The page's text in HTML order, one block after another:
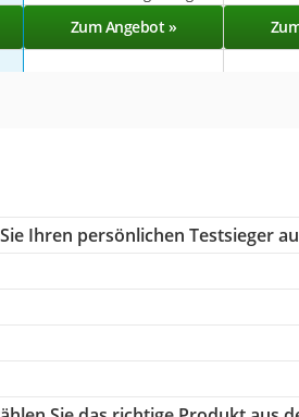
Zum Angebot »
Ihren persönlichen Testsieger